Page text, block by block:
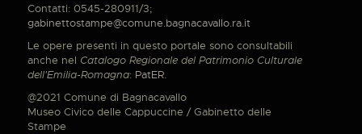
Contatti: 0545-280911/3;
gabinettostampe@comune.bagnacavallo.ra.it
Le opere presenti in questo portale sono consultabili
anche nel Catalogo Regionale del Patrimonio Culturale
dell'Emilia-Romagna: PatER.
@2021 Comune di Bagnacavallo
Museo Civico delle Cappuccine / Gabinetto delle
Stampe